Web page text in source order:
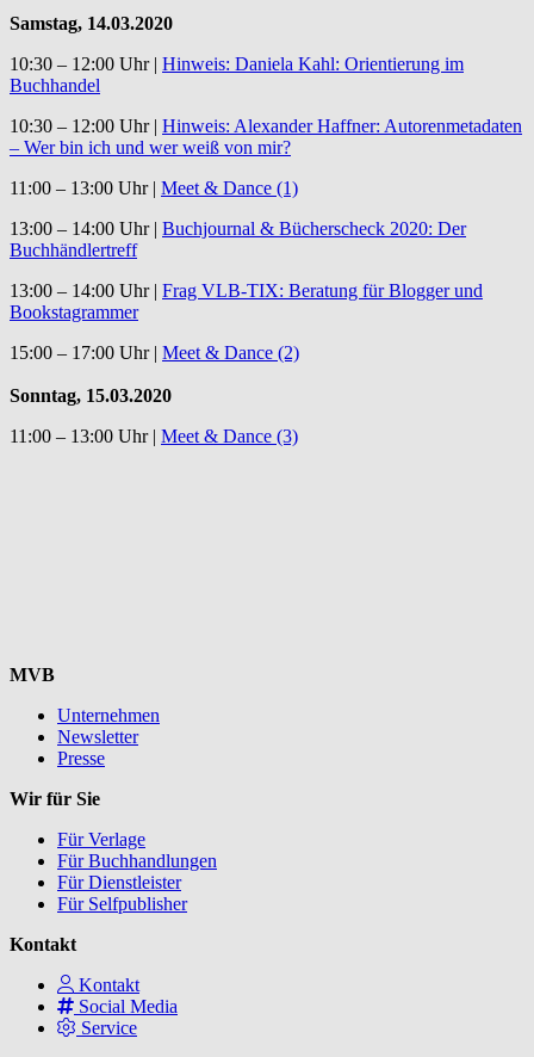
Samstag, 14.03.2020
10:30 – 12:00 Uhr | Hinweis: Daniela Kahl: Orientierung im
Buchhandel
10:30 – 12:00 Uhr | Hinweis: Alexander Haffner: Autorenmetadaten
– Wer bin ich und wer weiß von mir?
11:00 – 13:00 Uhr | Meet & Dance (1)
13:00 – 14:00 Uhr | Buchjournal & Bücherscheck 2020: Der
Buchhändlertreff
13:00 – 14:00 Uhr | Frag VLB-TIX: Beratung für Blogger und
Bookstagrammer
15:00 – 17:00 Uhr | Meet & Dance (2)
Sonntag, 15.03.2020
11:00 – 13:00 Uhr | Meet & Dance (3)
MVB
Unternehmen
Newsletter
Presse
Wir für Sie
Für Verlage
Für Buchhandlungen
Für Dienstleister
Für Selfpublisher
Kontakt
Kontakt
Social Media
Service